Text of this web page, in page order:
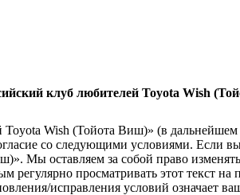
клуб любителей Toyota Wish
Toyota Wish (Тойота Виш)» (в
со следующими условиями. Если
Мы оставляем за собой право
просматривать этот текст
исправления условий означает